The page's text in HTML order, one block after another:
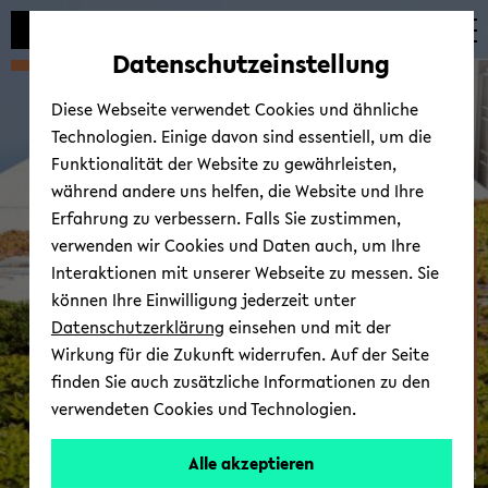
Automatische
vermeiden
zum
wechseln
zum
wechseln
zum
wechseln
Fa­kul­tät für Er­zie­hungs­
wis­sen­schaft
© Uni­ver­si­tät Bie­le­feld
Datenschutzeinstellung
Diese Webseite verwendet Cookies und ähnliche
Technologien. Einige davon sind essentiell, um die
Funktionalität der Website zu gewährleisten,
während andere uns helfen, die Website und Ihre
Erfahrung zu verbessern. Falls Sie zustimmen,
verwenden wir Cookies und Daten auch, um Ihre
Interaktionen mit unserer Webseite zu messen. Sie
können Ihre Einwilligung jederzeit unter
Datenschutzerklärung einsehen und mit der
Wirkung für die Zukunft widerrufen. Auf der Seite
finden Sie auch zusätzliche Informationen zu den
verwendeten Cookies und Technologien.
Alle akzeptieren